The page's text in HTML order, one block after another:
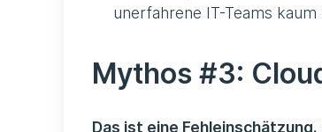
unerfahrene IT-Teams
Mythos #3:
Das ist eine Fehleinschätzung.